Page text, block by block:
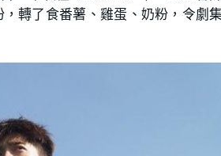
轉了食番薯、雞蛋、奶粉，令劇